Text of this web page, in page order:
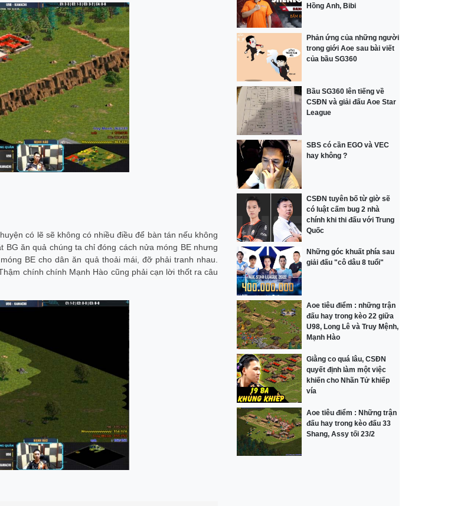
có lẽ sẽ không có nhiều điều để bàn tán nếu không
ăn quả chúng ta chỉ đóng cách nửa móng BE nhưng
BE cho dân ăn quả thoải mái, đỡ phải tranh nhau.
chính chính Mạnh Hào cũng phải cạn lời thốt ra câu
Hồng Anh, Bibi
Phản ứng của những người
trong giới Aoe sau bài viết
của bầu SG360
Bầu SG360 lên tiếng về
CSĐN và giải đấu Aoe Star
League
SBS có cần EGO và VEC
hay không ?
CSĐN tuyên bố từ giờ sẽ
có luật cấm bug 2 nhà
chính khi thi đấu với Trung
Quốc
Những góc khuất phía sau
giải đấu "cô dâu 8 tuổi"
Aoe tiêu điểm : những trận
đấu hay trong kèo 22 giữa
U98, Long Lê và Truy Mệnh,
Mạnh Hào
Giằng co quá lâu, CSĐN
quyết định làm một việc
khiến cho Nhãn Tử khiếp
vía
Aoe tiêu điểm : Những trận
đấu hay trong kèo đấu 33
Shang, Assy tối 23/2